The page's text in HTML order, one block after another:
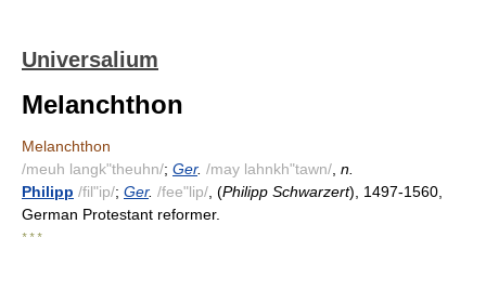
Universalium
Melanchthon
Melanchthon
/meuh langk"theuhn/; Ger. /may lahnkh"tawn/ n.
Philipp /fil"ip/; Ger. /fee"lip/ , (Philipp Schwarzert), 1497-1560,
German Protestant reformer.
* * *